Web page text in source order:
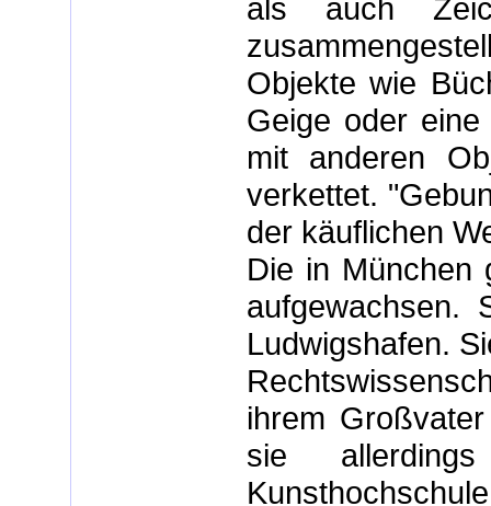
als auch
Objekte wie
Geige oder
mit anderen
verkettet.
der käuflichen
Die in München
Ludwigshafen.
ihrem
sie